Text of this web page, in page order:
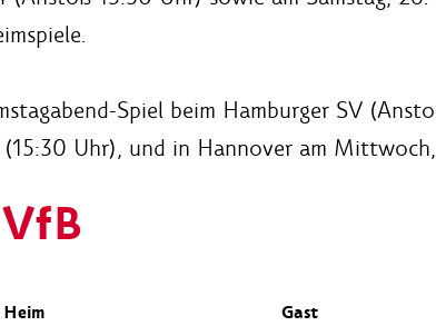
Spiel beim Hamburger SV
Uhr), und in Hannover am
Heim Gast